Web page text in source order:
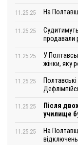
11.25.25 На
11.25.25
продавали
11.25.25
У
жінки, яку
11.25.25
11.25.25
Після
училище
11.25.25
На